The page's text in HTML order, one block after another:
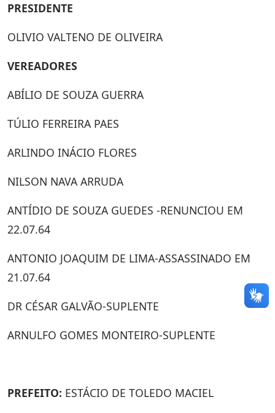
PRESIDENTE
OLIVIO VALTENO DE OLIVEIRA
VEREADORES
ABÍLIO DE SOUZA GUERRA
TÚLIO FERREIRA PAES
ARLINDO INÁCIO FLORES
NILSON NAVA ARRUDA
ANTÍDIO DE SOUZA GUEDES -RENUNCIOU EM
22.07.64
ANTONIO JOAQUIM DE LIMA-ASSASSINADO EM
21.07.64
DR CÉSAR GALVÃO-SUPLENTE
ARNULFO GOMES MONTEIRO-SUPLENTE
PREFEITO: ESTÁCIO DE TOLEDO MACIEL